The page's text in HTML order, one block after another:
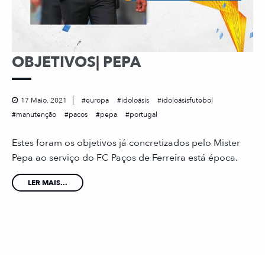
OBJETIVOS| PEPA
17 Maio, 2021 europa idoloásis
idoloásisfutebol
manutenção
pacos pepa portugal
Estes foram os objetivos já concretizados pelo Mister
Pepa ao serviço do FC Paços de Ferreira está época.
LER MAIS...